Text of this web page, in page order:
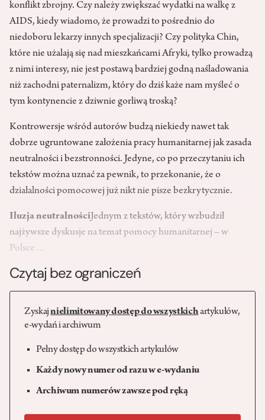
konflikt zbrojny. Czy należy zwiększać wydatki na walkę z
AIDS, kiedy wiadomo, że prowadzi to pośrednio do
niedoboru lekarzy innych specjalizacji? Czy polityka Chin,
które nie użalają się nad mieszkańcami Afryki, tylko prowadzą
z nimi interesy, nie jest postawą bardziej godną naśladowania
niż zachodni paternalizm, który do dziś każe nam myśleć o
tym kontynencie z dziwnie gorliwą troską?
Kontrowersje wśród autorów budzą niekiedy nawet tak
dobrze ugruntowane założenia pracy humanitarnej jak zasada
neutralności i bezstronności. Jedyne, co po przeczytaniu ich
tekstów można uznać za pewnik, to przekonanie, że o
działalności pomocowej już nikt nie pisze bezkrytycznie.
Iluzja neutralnościJednym z tekstów, który wzbudził
najżywsze dyskusje na temat pomocy humanitarnej – w
Polsce…
Czytaj bez ograniczeń
Zyskajnielimitowany dostęp do wszystkichartykułów,
e-wydań i archiwum
Pełny dostęp do wszystkich artykułów
Każdy nowy numer od razu w e-wydaniu
Archiwum numerów zawsze pod ręką